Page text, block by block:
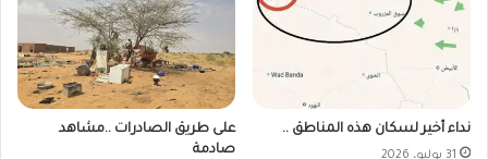
نداء أخير لسكان هذه المناطق ..
31 يوليو، 2026
على طريق الصادرات ..مشاهد
صادمة